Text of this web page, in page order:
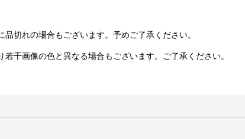
切れの場合もございます。予めご了承ください。
干画像の色と異なる場合もございます。ご了承ください。